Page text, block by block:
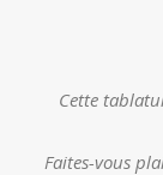
Cette
Faites-vous